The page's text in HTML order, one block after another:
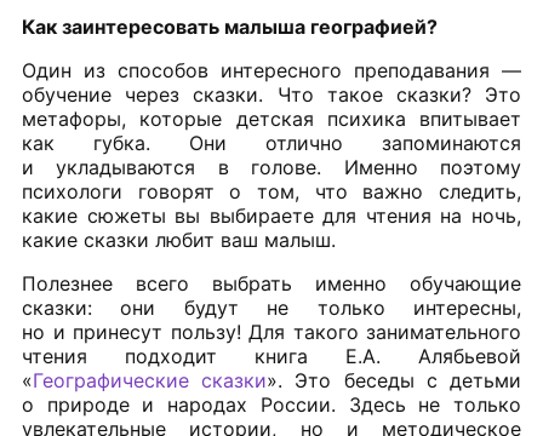
Как заинтересовать малыша географией?
Один из способов интересного преподавания —
обучение через сказки. Что такое сказки? Это
метафоры, которые детская психика впитывает
как губка. Они отлично запоминаются
и укладываются в голове. Именно поэтому
психологи говорят о том, что важно следить,
какие сюжеты вы выбираете для чтения на ночь,
какие сказки любит ваш малыш.
Полезнее всего выбрать именно обучающие
сказки: они будут не только интересны,
но и принесут пользу! Для такого занимательного
чтения подходит книга Е.А. Алябьевой
«Географические сказки». Это беседы с детьми
о природе и народах России. Здесь не только
увлекательные истории, но и методическое